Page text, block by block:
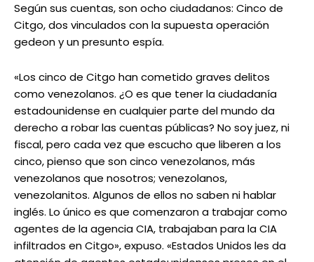
Según sus cuentas, son ocho ciudadanos: Cinco de
Citgo, dos vinculados con la supuesta operación
gedeon y un presunto espía.
«Los cinco de Citgo han cometido graves delitos
como venezolanos. ¿O es que tener la ciudadanía
estadounidense en cualquier parte del mundo da
derecho a robar las cuentas públicas? No soy juez, ni
fiscal, pero cada vez que escucho que liberen a los
cinco, pienso que son cinco venezolanos, más
venezolanos que nosotros; venezolanos,
venezolanitos. Algunos de ellos no saben ni hablar
inglés. Lo único es que comenzaron a trabajar como
agentes de la agencia CIA, trabajaban para la CIA
infiltrados en Citgo», expuso. «Estados Unidos les da